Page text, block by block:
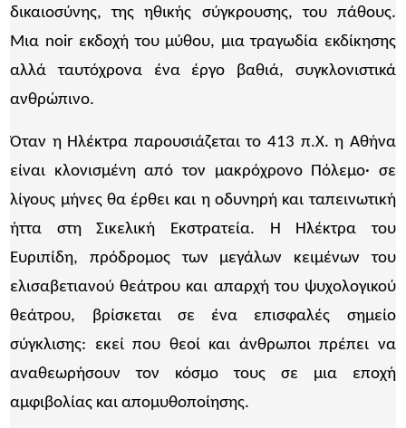
δικαιοσύνης, της ηθικής σύγκρουσης, του πάθους.
Μια noir εκδοχή του μύθου, μια τραγωδία εκδίκησης
αλλά ταυτόχρονα ένα έργο βαθιά, συγκλονιστικά
ανθρώπινο.
Όταν η Ηλέκτρα παρουσιάζεται το 413 π.Χ. η Αθήνα
είναι κλονισμένη από τον μακρόχρονο Πόλεμο· σε
λίγους μήνες θα έρθει και η οδυνηρή και ταπεινωτική
ήττα στη Σικελική Εκστρατεία. Η Ηλέκτρα του
Ευριπίδη, πρόδρομος των μεγάλων κειμένων του
ελισαβετιανού θεάτρου και απαρχή του ψυχολογικού
θεάτρου, βρίσκεται σε ένα επισφαλές σημείο
σύγκλισης: εκεί που θεοί και άνθρωποι πρέπει να
αναθεωρήσουν τον κόσμο τους σε μια εποχή
αμφιβολίας και απομυθοποίησης.